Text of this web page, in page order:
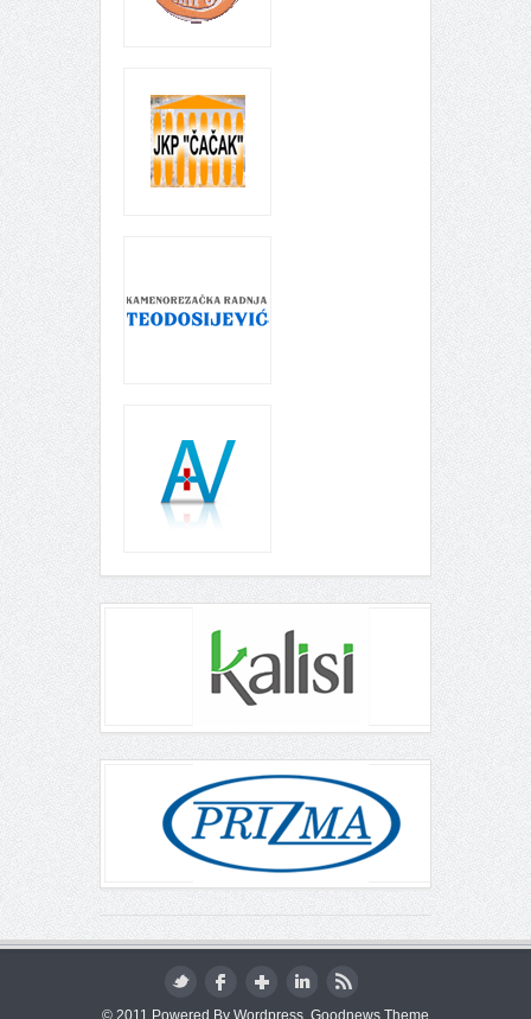
© 2011 Powered By Wordpress, Goodnews Theme